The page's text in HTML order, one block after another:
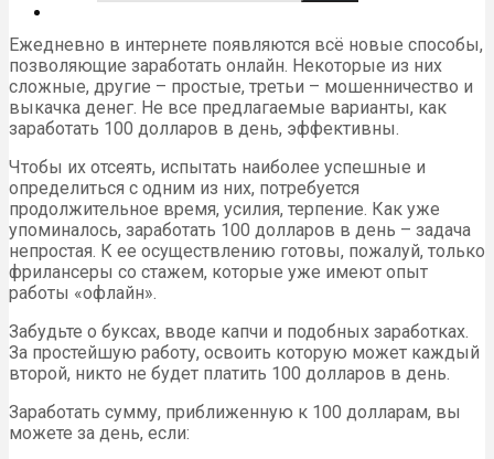
Ежедневно в интернете появляются всё новые способы,
позволяющие заработать онлайн. Некоторые из них
сложные, другие – простые, третьи – мошенничество и
выкачка денег. Не все предлагаемые варианты, как
заработать 100 долларов в день, эффективны.
Чтобы их отсеять, испытать наиболее успешные и
определиться с одним из них, потребуется
продолжительное время, усилия, терпение. Как уже
упоминалось, заработать 100 долларов в день – задача
непростая. К ее осуществлению готовы, пожалуй, только
фрилансеры со стажем, которые уже имеют опыт
работы «офлайн».
Забудьте о буксах, вводе капчи и подобных заработках.
За простейшую работу, освоить которую может каждый
второй, никто не будет платить 100 долларов в день.
Заработать сумму, приближенную к 100 долларам, вы
можете за день, если: